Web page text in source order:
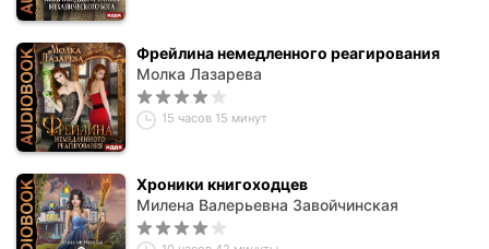
Фрейлина немедленного реагирования
Молка Лазарева
15 часов 15 минут
Хроники книгоходцев
Милена Валерьевна Завойчинская